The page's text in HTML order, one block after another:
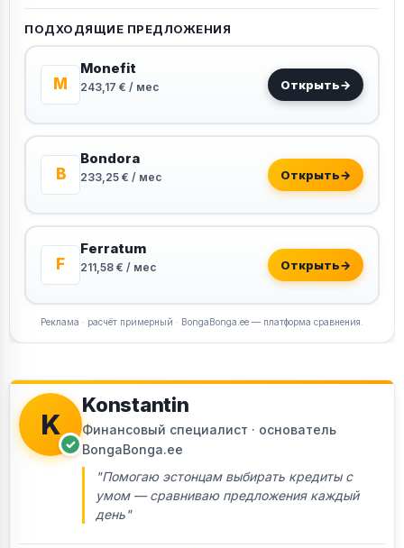
ПОДХОДЯЩИЕ ПРЕДЛОЖЕНИЯ
M
Monefit
243,17 € / мес Открыть→
B
Bondora
233,25 € / мес Открыть→
F
Ferratum
211,58 € / мес Открыть→
Реклама · расчёт примерный · BongaBonga.ee — платформа сравнения.
K
✓
Konstantin
Финансовый специалист · основатель
BongaBonga.ee
"Помогаю эстонцам выбирать кредиты с
умом — сравниваю предложения каждый
день"